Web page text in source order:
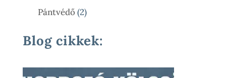
Termék
Pántvédő 22
Blog cikkek: